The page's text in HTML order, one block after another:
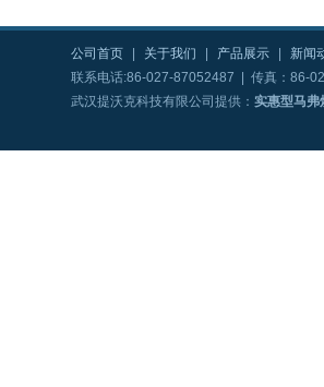
公司首页 关于我们 产品展示 新闻
联系电话:86-027-87052487 | 传真：86-
武汉提沃克科技有限公司提供： 实惠型马弗